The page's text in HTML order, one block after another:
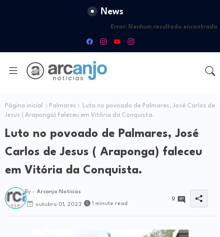
News
Error: Nenhum resultado encontrado
Página inicial Palmares
Luto no povoado de Palmares, José Carlos de
Jesus ( Araponga) faleceu em Vitória da Conquista.
Luto no povoado de Palmares, José
Carlos de Jesus ( Araponga) faleceu
em Vitória da Conquista.
By - Arcanjo Notícias
outubro 01, 2023 1 minute read
9